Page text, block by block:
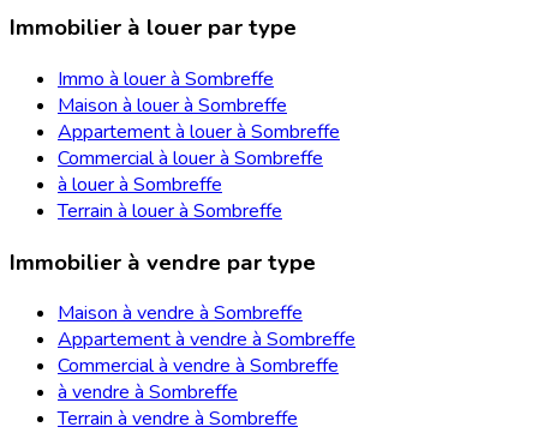
Immobilier à louer par type
Immo à louer à Sombreffe
Maison à louer à Sombreffe
Appartement à louer à Sombreffe
Commercial à louer à Sombreffe
à louer à Sombreffe
Terrain à louer à Sombreffe
Immobilier à vendre par type
Maison à vendre à Sombreffe
Appartement à vendre à Sombreffe
Commercial à vendre à Sombreffe
à vendre à Sombreffe
Terrain à vendre à Sombreffe